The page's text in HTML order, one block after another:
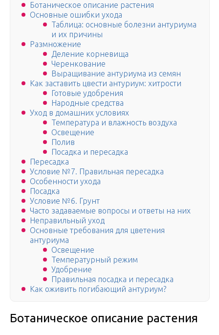
Ботаническое описание растения
Основные ошибки ухода
Таблица: основные болезни антуриума
и их причины
Размножение
Деление корневища
Черенкование
Выращивание антуриума из семян
Как заставить цвести антуриум: хитрости
Готовые удобрения
Народные средства
Уход в домашних условиях
Температура и влажность воздуха
Освещение
Полив
Посадка и пересадка
Пересадка
Условие №7. Правильная пересадка
Особенности ухода
Посадка
Условие №6. Грунт
Часто задаваемые вопросы и ответы на них
Неправильный уход
Основные требования для цветения
антуриума
Освещение
Температурный режим
Удобрение
Правильная посадка и пересадка
Как оживить погибающий антуриум?
Ботаническое описание растения